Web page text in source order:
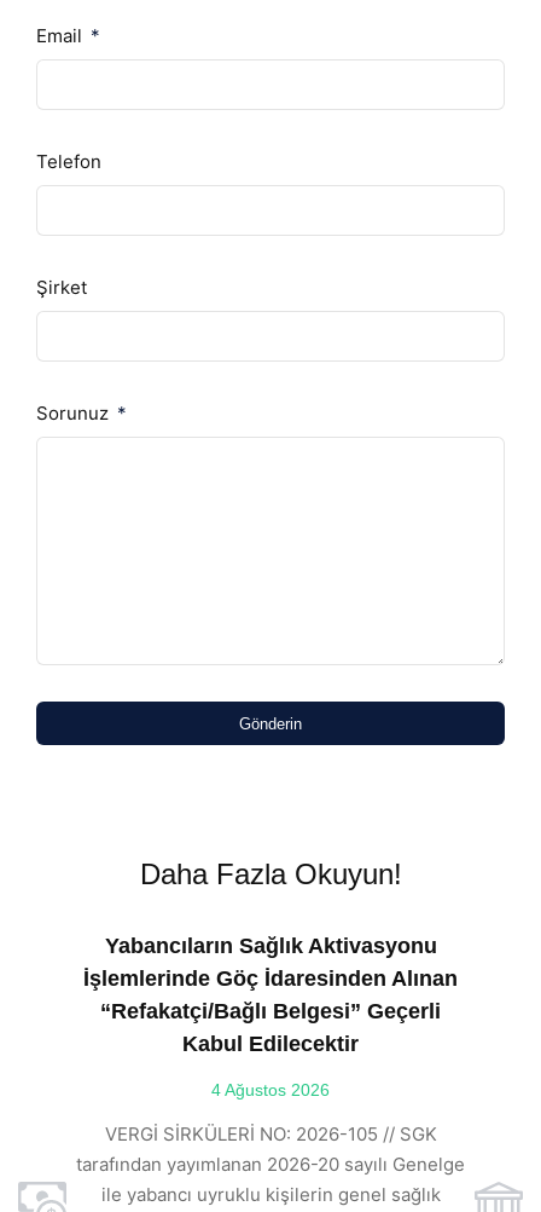
Email
Telefon
Şirket
Sorunuz
Gönderin
Daha Fazla Okuyun!
Yabancıların Sağlık Aktivasyonu
İşlemlerinde Göç İdaresinden Alınan
“Refakatçi/Bağlı Belgesi” Geçerli
Kabul Edilecektir
4 Ağustos 2026
VERGİ SİRKÜLERİ NO: 2026-105 // SGK
tarafından yayımlanan 2026-20 sayılı Genelge
ile yabancı uyruklu kişilerin genel sağlık